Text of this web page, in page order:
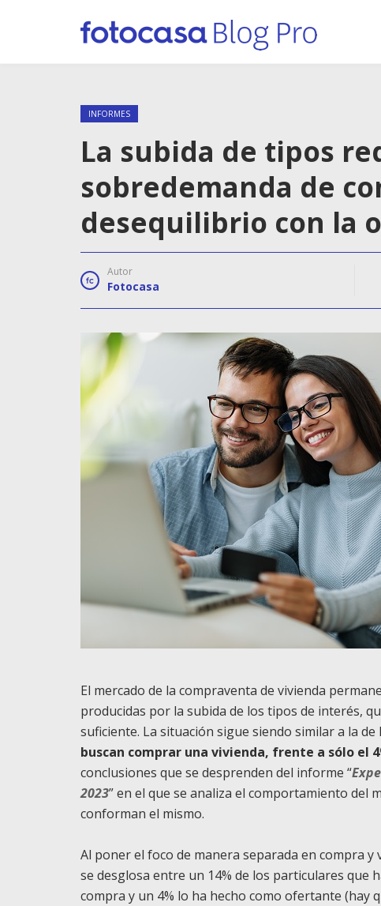
INFORMES
La subida de tipos
sobredemanda de
desequilibrio con la
Autor
Fotocasa
El mercado de la compraventa de vivienda
producidas por la subida de los tipos de interés,
suficiente. La situación sigue siendo similar a la de
buscan comprar una vivienda, frente a sólo el
conclusiones que se desprenden del informe “
2023” en el que se analiza el comportamiento del
conforman el mismo.
Al poner el foco de manera separada en compra y
se desglosa entre un 14% de los particulares que
compra y un 4% lo ha hecho como ofertante (hay